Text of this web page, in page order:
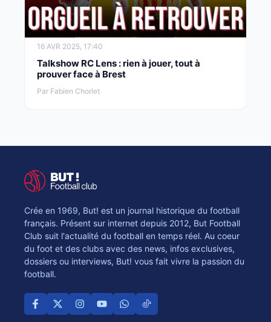
16 AVR 2025, 17:40
Talkshow RC Lens : rien à jouer, tout à
prouver face à Brest
Par Fabien Chorlet
Crée en 1969, But! est un journal historique du football
français. Présent sur internet depuis 2012, But Football
Club suit l'actualité du football en temps réel. Au coeur
du foot et des clubs avec des news, infos exclusives,
dossiers ou interviews, But! vous fait vivre la passion du
football.